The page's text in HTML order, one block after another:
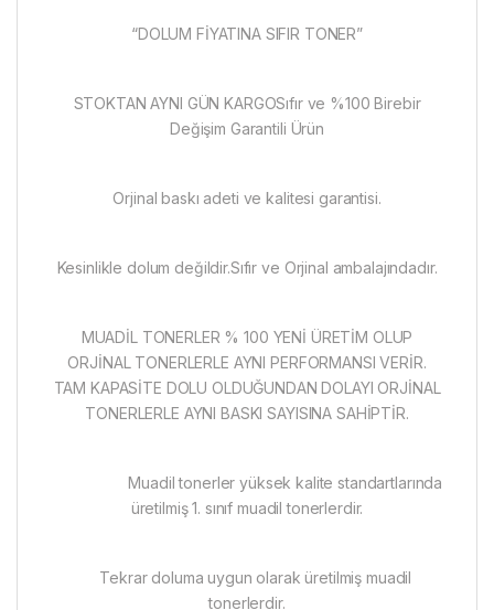
“DOLUM FİYATINA SIFIR TONER”
STOKTAN AYNI GÜN KARGOSıfır ve %100 Birebir
Değişim Garantili Ürün
Orjinal baskı adeti ve kalitesi garantisi.
Kesinlikle dolum değildir.Sıfır ve Orjinal ambalajındadır.
MUADİL TONERLER % 100 YENİ ÜRETİM OLUP
ORJİNAL TONERLERLE AYNI PERFORMANSI VERİR.
TAM KAPASİTE DOLU OLDUĞUNDAN DOLAYI ORJİNAL
TONERLERLE AYNI BASKI SAYISINA SAHİPTİR.
Muadil tonerler yüksek kalite standartlarında
üretilmiş 1. sınıf muadil tonerlerdir.
Tekrar doluma uygun olarak üretilmiş muadil
tonerlerdir.